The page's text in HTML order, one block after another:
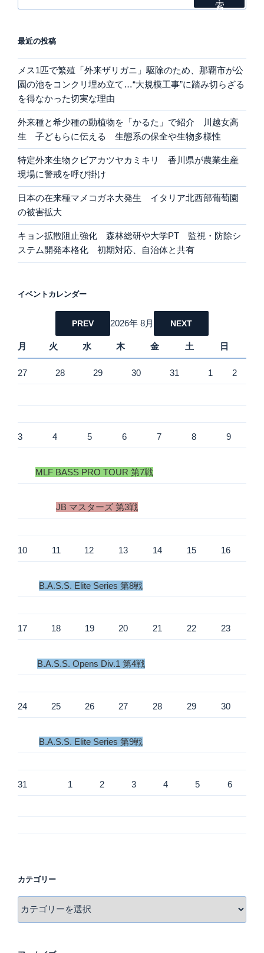
索:
索
最近の投稿
メス1匹で繁殖「外来ザリガニ」駆除のため、那覇市が公
園の池をコンクリ埋め立て…“大規模工事”に踏み切らざる
を得なかった切実な理由
外来種と希少種の動植物を「かるた」で紹介 川越女高
生 子どもらに伝える 生態系の保全や生物多様性
特定外来生物クビアカツヤカミキリ 香川県が農業生産
現場に警戒を呼び掛け
日本の在来種マメコガネ大発生 イタリア北西部葡萄園
の被害拡大
キョン拡散阻止強化 森林総研や大学PT 監視・防除シ
ステム開発本格化 初期対応、自治体と共有
イベントカレンダー
PREV 2026年 8月 NEXT
月 火 水 木 金 土 日
27 28 29 30 31 1 2
3 4 5 6 7 8 9
MLF BASS PRO TOUR 第7戦
JB マスターズ 第3戦
10 11 12 13 14 15 16
B.A.S.S. Elite Series 第8戦
17 18 19 20 21 22 23
B.A.S.S. Opens Div.1 第4戦
24 25 26 27 28 29 30
B.A.S.S. Elite Series 第9戦
31 1 2 3 4 5 6
カテゴリー
テ